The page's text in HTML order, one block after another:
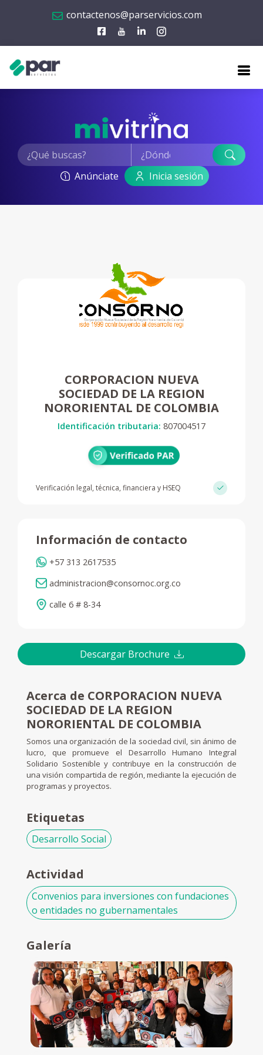
contactenos@parservicios.com
Anúnciate Inicia sesión
CORPORACION NUEVA
SOCIEDAD DE LA REGION
NORORIENTAL DE COLOMBIA
Identificación tributaria: 807004517
Verificación legal, técnica, financiera y HSEQ
Información de contacto
+57 313 2617535
administracion@consornoc.org.co
calle 6 # 8-34
Descargar Brochure
Acerca de CORPORACION NUEVA
SOCIEDAD DE LA REGION
NORORIENTAL DE COLOMBIA
Somos una organización de la sociedad civil, sin ánimo de
lucro, que promueve el Desarrollo Humano Integral
Solidario Sostenible y contribuye en la construcción de
una visión compartida de región, mediante la ejecución de
programas y proyectos.
Etiquetas
Desarrollo Social
Actividad
Convenios para inversiones con fundaciones
o entidades no gubernamentales
Galería